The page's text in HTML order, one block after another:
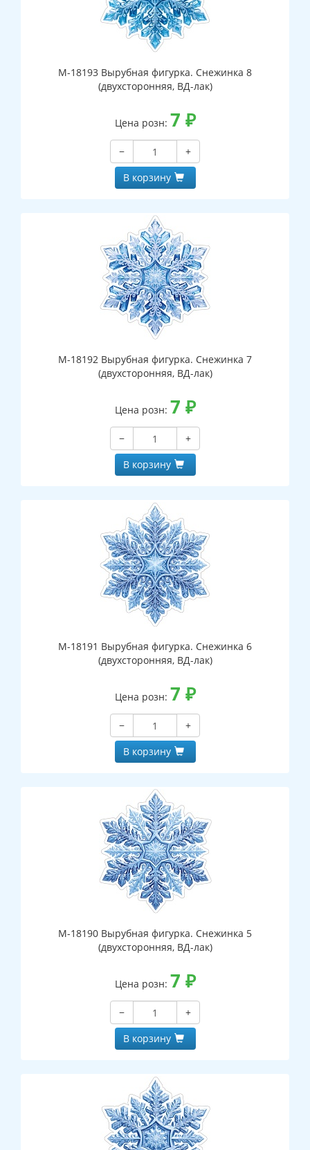
М-18193 Вырубная фигурка. Снежинка 8
(двухсторонняя, ВД-лак)
Цена розн: 7 ₽
−
+
В корзину
М-18192 Вырубная фигурка. Снежинка 7
(двухсторонняя, ВД-лак)
Цена розн: 7 ₽
−
+
В корзину
М-18191 Вырубная фигурка. Снежинка 6
(двухсторонняя, ВД-лак)
Цена розн: 7 ₽
−
+
В корзину
М-18190 Вырубная фигурка. Снежинка 5
(двухсторонняя, ВД-лак)
Цена розн: 7 ₽
−
+
В корзину